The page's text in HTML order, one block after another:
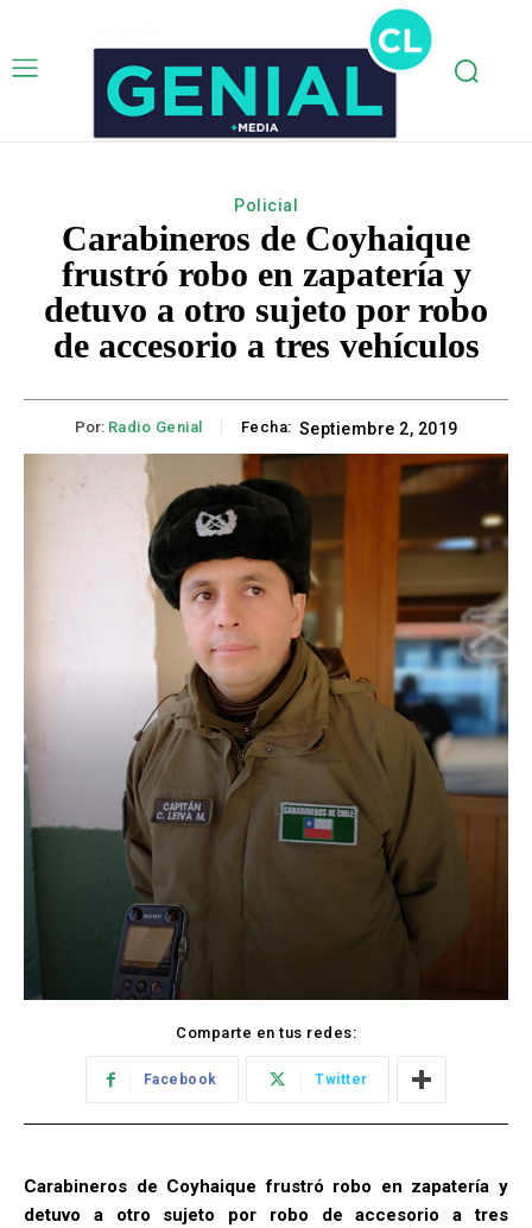
Policial
Carabineros de Coyhaique
frustró robo en zapatería y
detuvo a otro sujeto por robo
de accesorio a tres vehículos
Por: Radio Genial Fecha: Septiembre 2, 2019
Comparte en tus redes:
Facebook Twitter
Carabineros de Coyhaique frustró robo en zapatería y
detuvo a otro sujeto por robo de accesorio a tres